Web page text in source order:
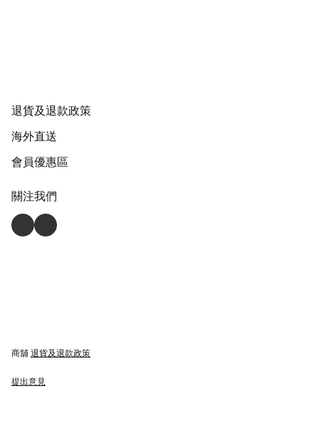
退貨及退款政策
海外直送
會員優惠區
關注我們
商舖 退貨及退款政策
提出意見